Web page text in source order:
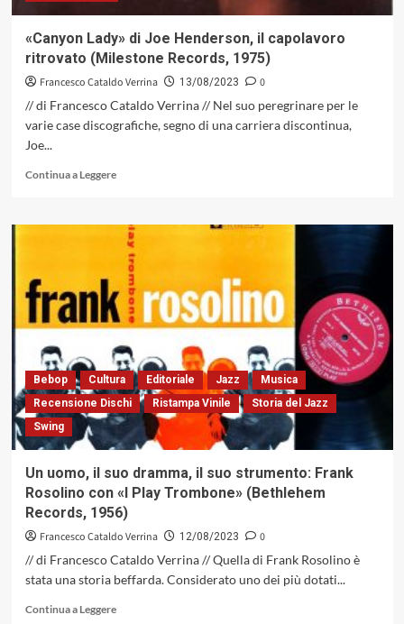
The
Village
Vanguard»,
(Riverside)
«Canyon Lady» di Joe Henderson, il capolavoro
ritrovato (Milestone Records, 1975)
Francesco Cataldo Verrina 13/08/2023
0
// di Francesco Cataldo Verrina // Nel suo peregrinare per le
varie case discografiche, segno di una carriera discontinua,
Joe...
Continua a LeggereLeggi
su
«Canyon
Lady»
Joe
Henderson,
il
capolavoro
ritrovato
(Milestone
Records,
1975)
Bebop Cultura Editoriale Jazz
Musica
Recensione Dischi
Ristampa Vinile
Storia del Jazz
Swing
Un uomo, il suo dramma, il suo strumento: Frank
Rosolino con «I Play Trombone» (Bethlehem
Records, 1956)
Francesco Cataldo Verrina 12/08/2023
0
// di Francesco Cataldo Verrina // Quella di Frank Rosolino è
stata una storia beffarda. Considerato uno dei più dotati...
Continua a LeggereLeggi